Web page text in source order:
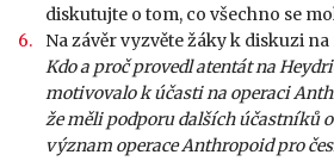
diskutujte o tom, co všechno se
Na závěr vyzvěte žáky k diskuzi
Kdo a proč provedl atentát na
motivovalo k účasti na operaci
že měli podporu dalších účastníků
význam operace Anthropoid pro